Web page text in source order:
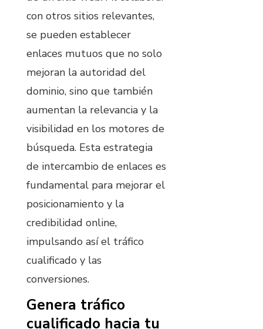
con otros sitios relevantes,
se pueden establecer
enlaces mutuos que no solo
mejoran la autoridad del
dominio, sino que también
aumentan la relevancia y la
visibilidad en los motores de
búsqueda. Esta estrategia
de intercambio de enlaces es
fundamental para mejorar el
posicionamiento y la
credibilidad online,
impulsando así el tráfico
cualificado y las
conversiones.
Genera tráfico
cualificado hacia tu